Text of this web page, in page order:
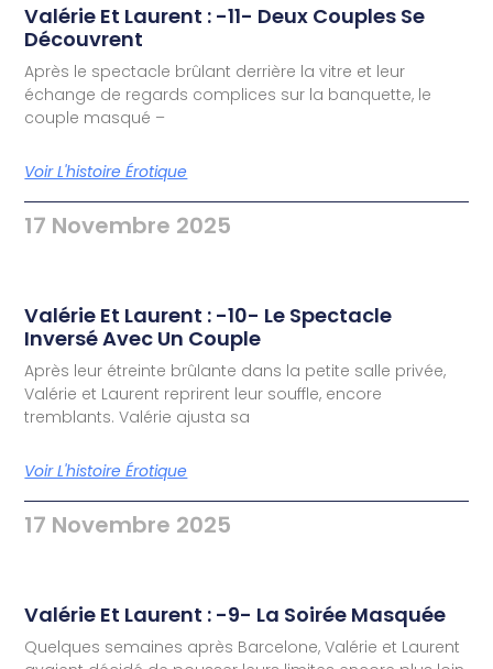
Valérie Et Laurent : -11- Deux Couples Se
Découvrent
Après le spectacle brûlant derrière la vitre et leur
échange de regards complices sur la banquette, le
couple masqué –
Voir L'histoire Érotique
17 Novembre 2025
Valérie Et Laurent : -10- Le Spectacle
Inversé Avec Un Couple
Après leur étreinte brûlante dans la petite salle privée,
Valérie et Laurent reprirent leur souffle, encore
tremblants. Valérie ajusta sa
Voir L'histoire Érotique
17 Novembre 2025
Valérie Et Laurent : -9- La Soirée Masquée
Quelques semaines après Barcelone, Valérie et Laurent